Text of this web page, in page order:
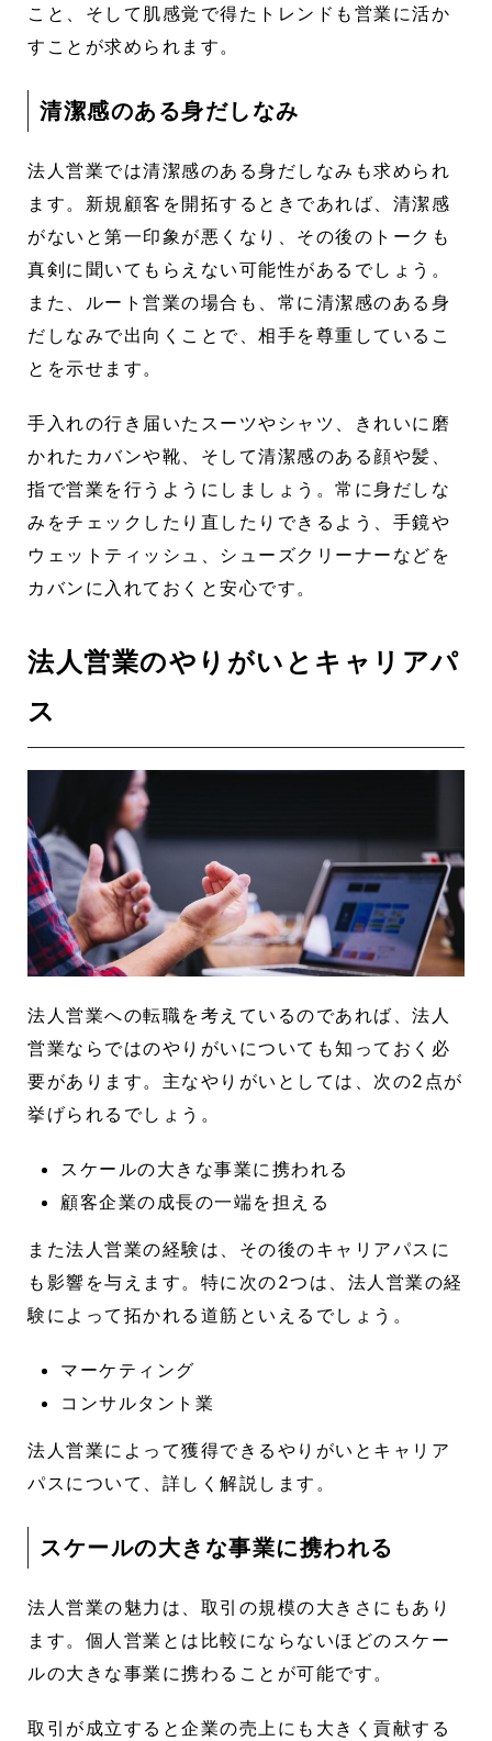
こと、そして肌感覚で得たトレンドも営業に活か
すことが求められます。
清潔感のある身だしなみ
法人営業では清潔感のある身だしなみも求められ
ます。新規顧客を開拓するときであれば、清潔感
がないと第一印象が悪くなり、その後のトークも
真剣に聞いてもらえない可能性があるでしょう。
また、ルート営業の場合も、常に清潔感のある身
だしなみで出向くことで、相手を尊重しているこ
とを示せます。
手入れの行き届いたスーツやシャツ、きれいに磨
かれたカバンや靴、そして清潔感のある顔や髪、
指で営業を行うようにしましょう。常に身だしな
みをチェックしたり直したりできるよう、手鏡や
ウェットティッシュ、シューズクリーナーなどを
カバンに入れておくと安心です。
法人営業のやりがいとキャリアパ
ス
法人営業への転職を考えているのであれば、法人
営業ならではのやりがいについても知っておく必
要があります。主なやりがいとしては、次の2点が
挙げられるでしょう。
スケールの大きな事業に携われる
顧客企業の成長の一端を担える
また法人営業の経験は、その後のキャリアパスに
も影響を与えます。特に次の2つは、法人営業の経
験によって拓かれる道筋といえるでしょう。
マーケティング
コンサルタント業
法人営業によって獲得できるやりがいとキャリア
パスについて、詳しく解説します。
スケールの大きな事業に携われる
法人営業の魅力は、取引の規模の大きさにもあり
ます。個人営業とは比較にならないほどのスケー
ルの大きな事業に携わることが可能です。
取引が成立すると企業の売上にも大きく貢献する